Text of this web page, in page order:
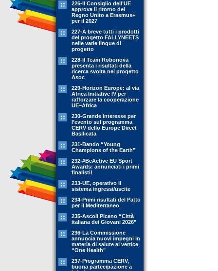
226-Il Consiglio dell’UE
approva il ritorno del
Regno Unito a Erasmus+
per il 2027
227-A breve tutti i prodotti
del progetto FALLYNEETS
nelle varie lingue di
progetto
228-Il Team Robonova
presenta i risultati della
ricerca svolta nel progetto
Asoc
229-Horizon Europe: al via
Africa Initiative IV per
rafforzare la cooperazione
UE–Africa
230-Grande interesse per
l’evento sul programma
CERV dello Europe Direct
Basilicata
231-Bando “Young
Champions of the Earth”
232-#BeActive EU Sport
Awards: annunciati i primi
finalisti!
233-UE, operativo il
sistema ingressi/uscite
234-Primi risultati del Patto
per il Mediterraneo
235-Ascoli Piceno “Città
italiana dei Giovani 2026”
236-La Commissione
annuncia nuovi impegni in
materia di salute al vertice
“One Health"
237-Programma CERV,
buona partecipazione a